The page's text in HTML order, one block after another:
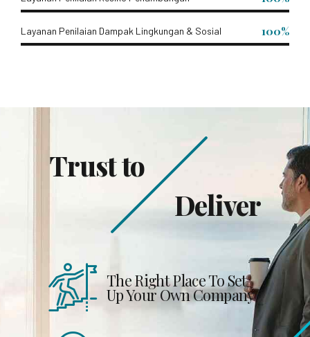
Layanan Penilaian Dampak Lingkungan & Sosial 100%
Trust to
Deliver
The Right Place To Set
Up Your Own Company